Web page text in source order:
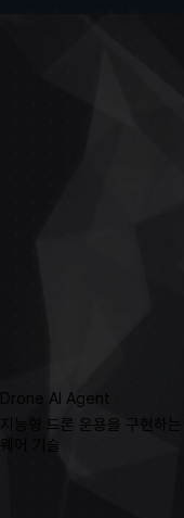
Drone AI Agent
지능형 드론 운용을 구현하
웨어 기술